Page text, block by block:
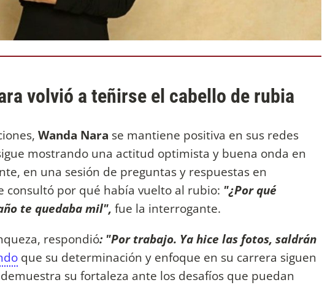
volvió a teñirse el cabello de rubia
Wanda Nara se mantiene positiva en sus redes
mostrando una actitud optimista y buena onda en
en una sesión de preguntas y respuestas en
consultó por qué había vuelto al rubio: "¿Por qué
te quedaba mil", fue la interrogante.
respondió: "Por trabajo. Ya hice las fotos, saldrán
que su determinación y enfoque en su carrera siguen
su fortaleza ante los desafíos que puedan